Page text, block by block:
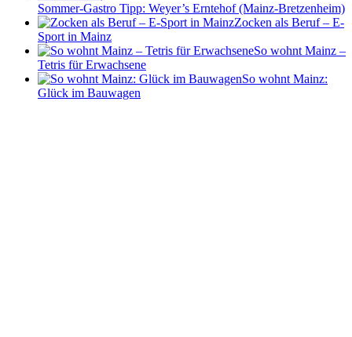
Sommer-Gastro Tipp: Weyer’s Erntehof (Mainz-Bretzenheim)
Zocken als Beruf – E-
Sport in Mainz
So wohnt Mainz –
Tetris für Erwachsene
So wohnt Mainz:
Glück im Bauwagen